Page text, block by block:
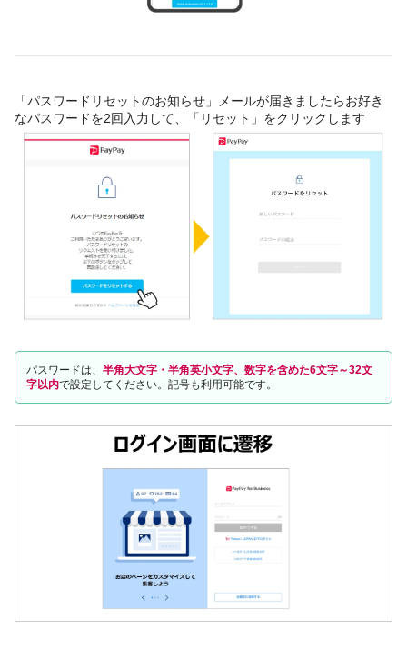
「パスワードリセットのお知らせ」メールが届きましたらお好き
なパスワードを2回入力して、「リセット」をクリックします
パスワードは、 半角大文字・半角英小文字、数字を含めた6文字～32文
字以内で設定してください。記号も利用可能です。